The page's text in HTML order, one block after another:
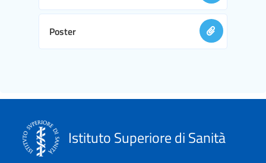
Poster
Istituto Superiore di Sanità